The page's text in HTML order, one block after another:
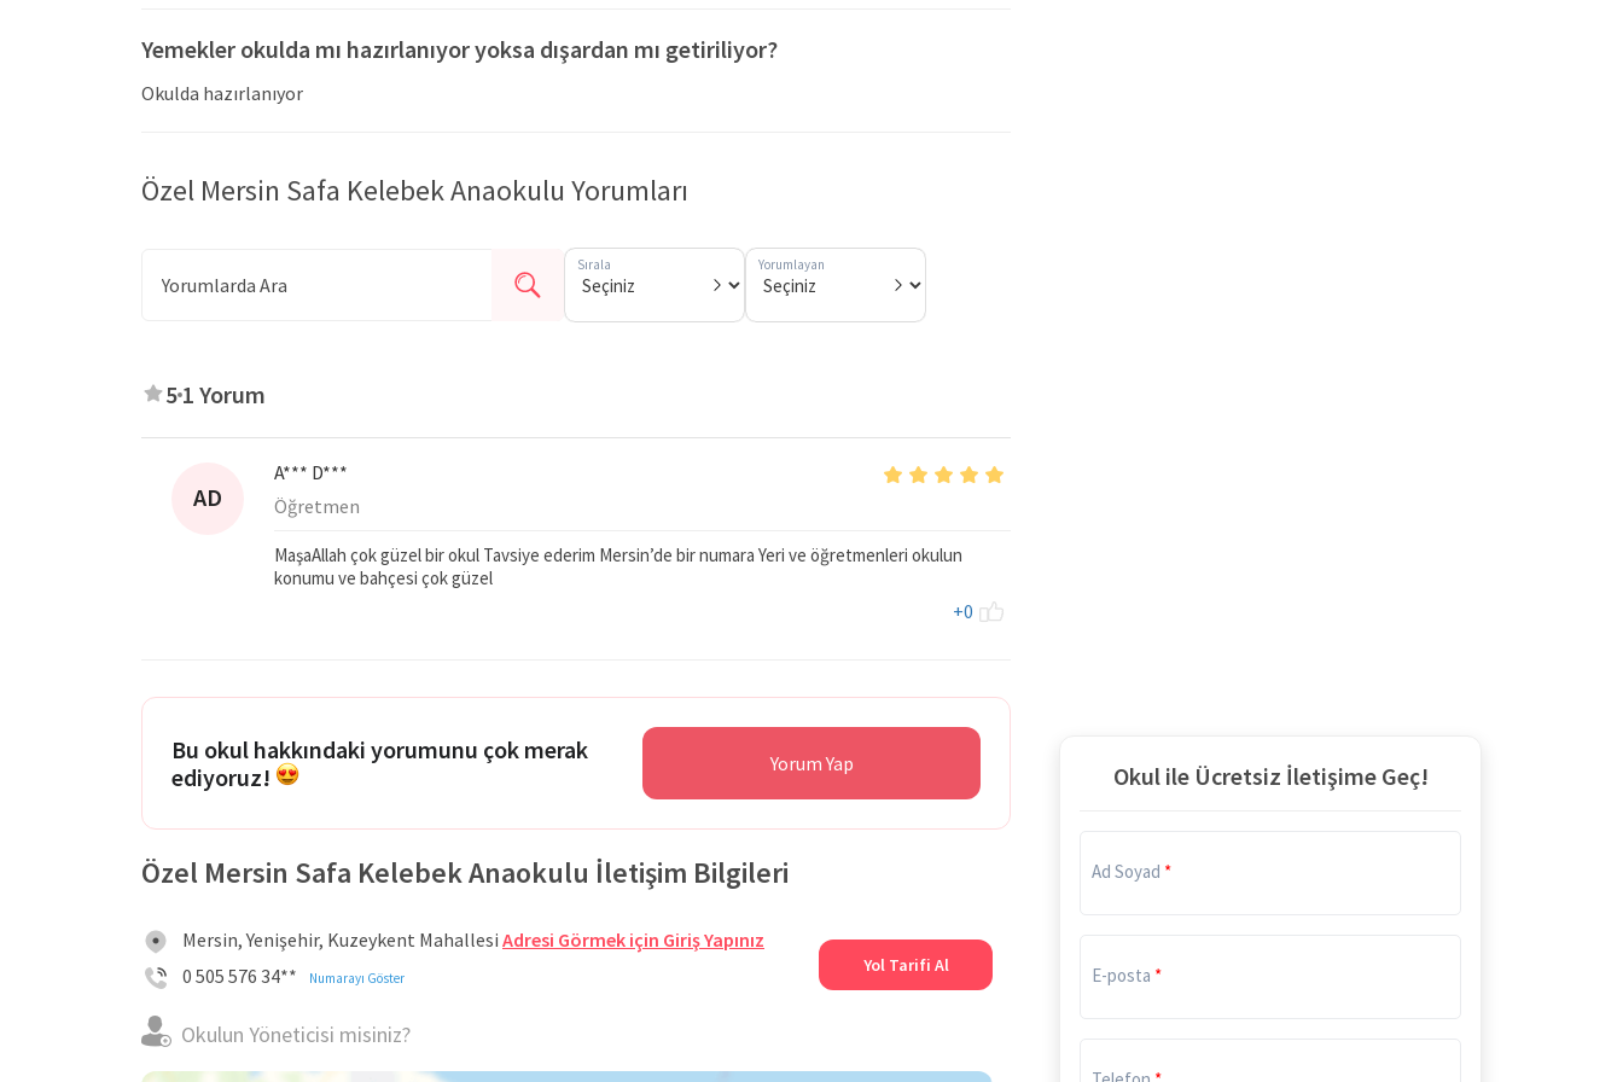
Yemekler okulda mı hazırlanıyor yoksa dışardan mı getiriliyor?
Okulda hazırlanıyor
Özel Mersin Safa Kelebek Anaokulu Yorumları
Sırala Yorumlayan
5 1 Yorum
AD
A*** D***
Öğretmen
MaşaAllah çok güzel bir okul Tavsiye ederim Mersin’de bir numara Yeri ve öğretmenleri okulun
konumu ve bahçesi çok güzel
+0
Bu okul hakkındaki yorumunu çok merak
ediyoruz!
Yorum Yap
Özel Mersin Safa Kelebek Anaokulu İletişim Bilgileri
Mersin, Yenişehir, Kuzeykent Mahallesi Adresi Görmek için Giriş Yapınız
0 505 576 34**
Numarayı Göster
Yol Tarifi Al
Okulun Yöneticisi misiniz?
Okul ile Ücretsiz İletişime Geç!
Ad Soyad
E-posta